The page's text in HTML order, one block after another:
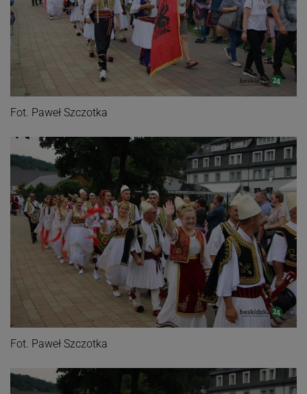
Fot. Paweł Szczotka
Fot. Paweł Szczotka